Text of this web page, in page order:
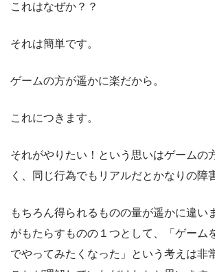
これはなぜか？？
それは簡単です。
ゲームの方が遥かに楽だから。
これにつきます。
それがやりたい！という思いはゲームの
く、同じ行為でもリアルだとかなりの障
もちろん得られるものの量が遥かに違い
がもたらすものの１つとして、「ゲーム
でやってみたくなった」という考えは非